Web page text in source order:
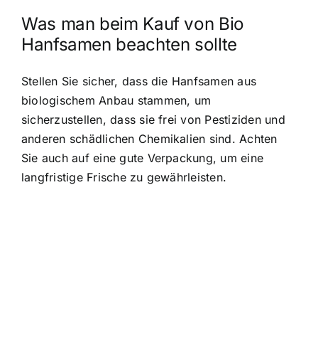
Was man beim Kauf von Bio
Hanfsamen beachten sollte
Stellen Sie sicher, dass die Hanfsamen aus
biologischem Anbau stammen, um
sicherzustellen, dass sie frei von Pestiziden und
anderen schädlichen Chemikalien sind. Achten
Sie auch auf eine gute Verpackung, um eine
langfristige Frische zu gewährleisten.